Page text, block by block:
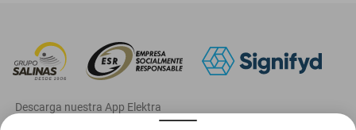
‎ Descarga nuestra App Elektra